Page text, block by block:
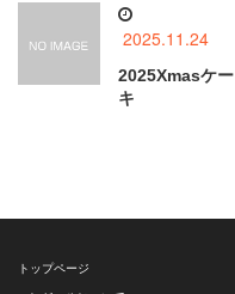
2025.11.24
2025Xmasケー
キ
トップページ